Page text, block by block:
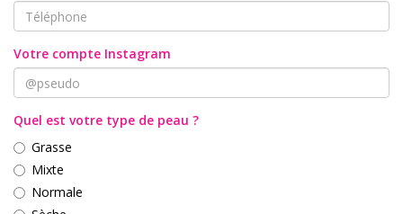
Votre compte Instagram
Quel est votre type de peau ?
Grasse
Mixte
Normale